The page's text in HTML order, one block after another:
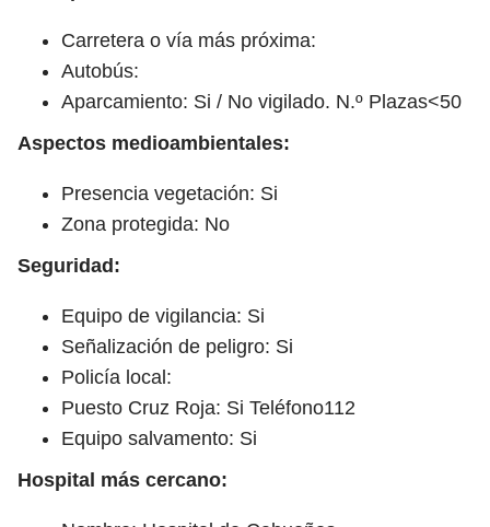
Carretera o vía más próxima:
Autobús:
Aparcamiento: Si / No vigilado. N.º Plazas<50
Aspectos medioambientales:
Presencia vegetación: Si
Zona protegida: No
Seguridad:
Equipo de vigilancia: Si
Señalización de peligro: Si
Policía local:
Puesto Cruz Roja: Si Teléfono112
Equipo salvamento: Si
Hospital más cercano: